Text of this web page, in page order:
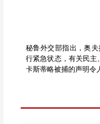
秘鲁外交部指出，奥
行紧急状态，有关民主
卡斯蒂略被捕的声明令